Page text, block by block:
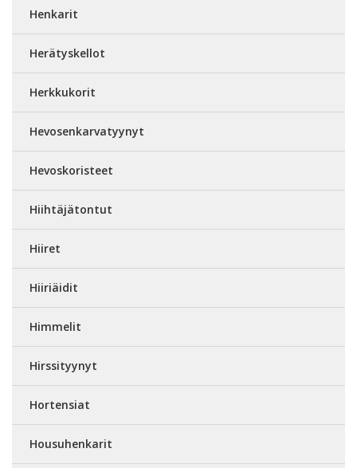
Henkarit
Herätyskellot
Herkkukorit
Hevosenkarvatyynyt
Hevoskoristeet
Hiihtäjätontut
Hiiret
Hiiriäidit
Himmelit
Hirssityynyt
Hortensiat
Housuhenkarit